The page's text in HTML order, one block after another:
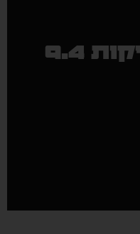
סטטוצים מצחיקות 9.4